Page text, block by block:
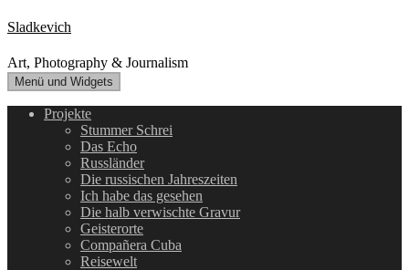
Zum
Inhalt
springen
Sladkevich
Art, Photography & Journalism
Menü und Widgets
Projekte
Stummer Schrei
Das Echo
Russländer
Die russischen Jahreszeiten
Ich habe das gesehen
Die halb verwischte Gravur
Geisterorte
Compañera Cuba
Reisewelt